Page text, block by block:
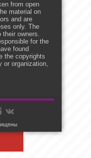
from open
material on
and are
only. The
their owners.
for the
found
the copyrights
or organization,